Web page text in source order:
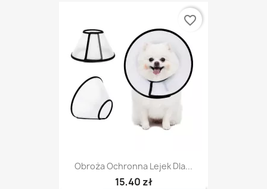
Obroża Ochronna Lejek Dla...
15,40 zł
favorite_border